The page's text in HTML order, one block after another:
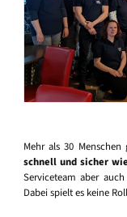
Mehr als 30
schnell und sicher
Serviceteam aber
Dabei spielt es keine